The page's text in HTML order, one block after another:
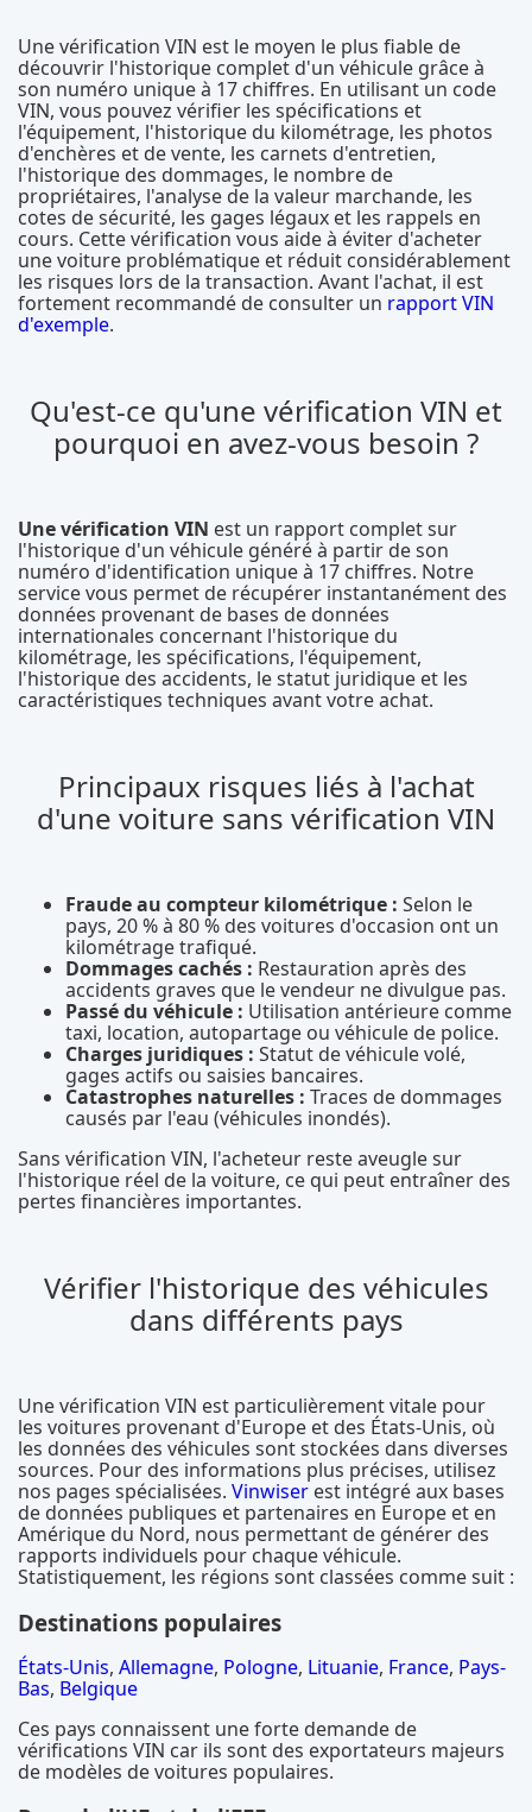
Une vérification VIN est le moyen le plus fiable de
découvrir l'historique complet d'un véhicule grâce à
son numéro unique à 17 chiffres. En utilisant un code
VIN, vous pouvez vérifier les spécifications et
l'équipement, l'historique du kilométrage, les photos
d'enchères et de vente, les carnets d'entretien,
l'historique des dommages, le nombre de
propriétaires, l'analyse de la valeur marchande, les
cotes de sécurité, les gages légaux et les rappels en
cours. Cette vérification vous aide à éviter d'acheter
une voiture problématique et réduit considérablement
les risques lors de la transaction. Avant l'achat, il est
fortement recommandé de consulter un rapport VIN
d'exemple.
Qu'est-ce qu'une vérification VIN et
pourquoi en avez-vous besoin ?
Une vérification VIN est un rapport complet sur
l'historique d'un véhicule généré à partir de son
numéro d'identification unique à 17 chiffres. Notre
service vous permet de récupérer instantanément des
données provenant de bases de données
internationales concernant l'historique du
kilométrage, les spécifications, l'équipement,
l'historique des accidents, le statut juridique et les
caractéristiques techniques avant votre achat.
Principaux risques liés à l'achat
d'une voiture sans vérification VIN
Fraude au compteur kilométrique : Selon le
pays, 20 % à 80 % des voitures d'occasion ont un
kilométrage trafiqué.
Dommages cachés : Restauration après des
accidents graves que le vendeur ne divulgue pas.
Passé du véhicule : Utilisation antérieure comme
taxi, location, autopartage ou véhicule de police.
Charges juridiques : Statut de véhicule volé,
gages actifs ou saisies bancaires.
Catastrophes naturelles : Traces de dommages
causés par l'eau (véhicules inondés).
Sans vérification VIN, l'acheteur reste aveugle sur
l'historique réel de la voiture, ce qui peut entraîner des
pertes financières importantes.
Vérifier l'historique des véhicules
dans différents pays
Une vérification VIN est particulièrement vitale pour
les voitures provenant d'Europe et des États-Unis, où
les données des véhicules sont stockées dans diverses
sources. Pour des informations plus précises, utilisez
nos pages spécialisées. Vinwiser est intégré aux bases
de données publiques et partenaires en Europe et en
Amérique du Nord, nous permettant de générer des
rapports individuels pour chaque véhicule.
Statistiquement, les régions sont classées comme suit :
Destinations populaires
États-Unis, Allemagne, Pologne, Lituanie, France, Pays-
Bas, Belgique
Ces pays connaissent une forte demande de
vérifications VIN car ils sont des exportateurs majeurs
de modèles de voitures populaires.